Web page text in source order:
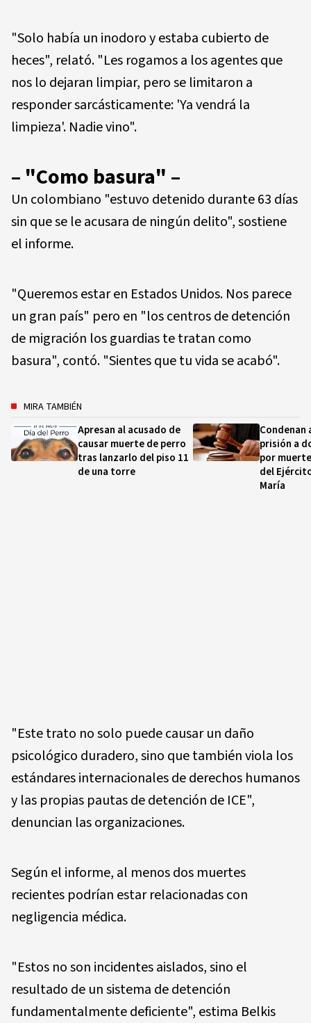
"Solo había un inodoro y estaba cubierto de
heces", relató. "Les rogamos a los agentes que
nos lo dejaran limpiar, pero se limitaron a
responder sarcásticamente: 'Ya vendrá la
limpieza'. Nadie vino".
– "Como basura" –
Un colombiano "estuvo detenido durante 63 días
sin que se le acusara de ningún delito", sostiene
el informe.
"Queremos estar en Estados Unidos. Nos parece
un gran país" pero en "los centros de detención
de migración los guardias te tratan como
basura", contó. "Sientes que tu vida se acabó".
MIRA TAMBIÉN
Apresan al acusado de
causar muerte de perro
tras lanzarlo del piso 11
de una torre
Condenan
prisión a
por
del
María
"Este trato no solo puede causar un daño
psicológico duradero, sino que también viola los
estándares internacionales de derechos humanos
y las propias pautas de detención de ICE",
denuncian las organizaciones.
Según el informe, al menos dos muertes
recientes podrían estar relacionadas con
negligencia médica.
"Estos no son incidentes aislados, sino el
resultado de un sistema de detención
fundamentalmente deficiente", estima Belkis